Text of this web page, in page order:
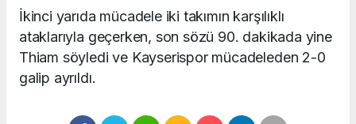
İkinci yarıda mücadele iki takımın karşılıklı
ataklarıyla geçerken, son sözü 90. dakikada yine
Thiam söyledi ve Kayserispor mücadeleden 2-0
galip ayrıldı.